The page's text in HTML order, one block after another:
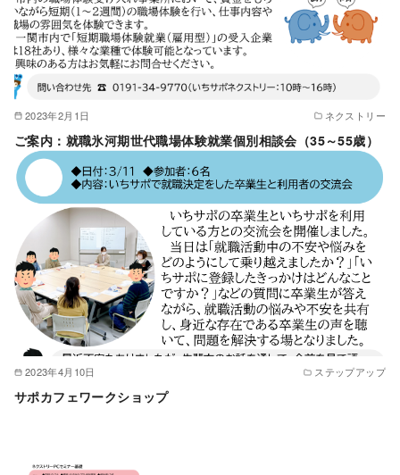
2023年2月1日 ネクストリー
ご案内：就職氷河期世代職場体験就業個別相談会（35～55歳）
2023年4月10日 ステップアップ
サポカフェワークショップ